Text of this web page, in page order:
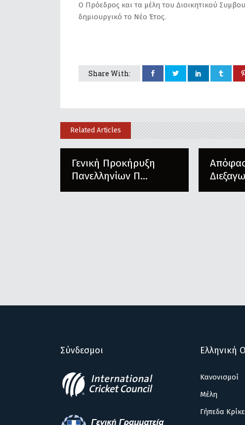
Ο Πρόεδρος και τα μέλη του Διοικητικού
δημιουργικό το Νέο Έτος.
Share With:
Related Articles
Γενική Προκήρυξη
Πανελληνίων Π...
Σύνδεσμοι Ελληνική
Κανονισμοί
Μέλη
Γήπεδα